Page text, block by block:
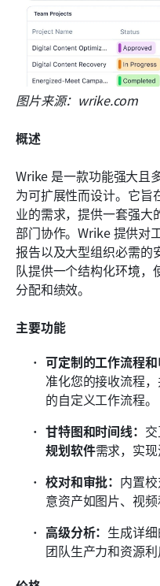
图片来源：wrike.com
概述
Wrike 是一款功能强大且
为可扩展性而设计。它旨
业的需求，提供一套强大
部门协作。Wrike 提供对
报告以及大型组织必需的
队提供一个结构化环境，
分配和绩效。
主要功能
可定制的工作流程
准化您的接收流程
的自定义工作流程。
甘特图和时间线：
规划软件需求，实现
校对和审批： 内置
意资产如图片、视频
高级分析： 生成详
团队生产力和资源利